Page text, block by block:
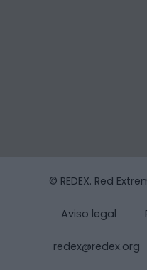
© REDEX. Red
Aviso legal
redex@redex.org